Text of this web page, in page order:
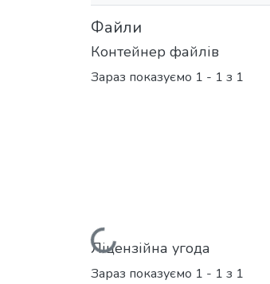
Файли
Контейнер файлів
Зараз показуємо 1 - 1 з 1
Ліцензійна угода
Зараз показуємо 1 - 1 з 1